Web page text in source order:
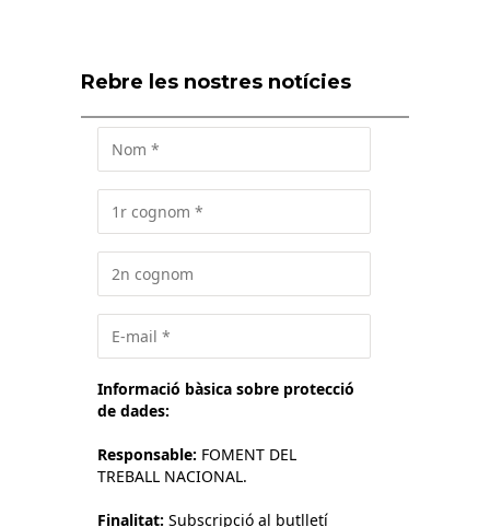
Rebre les nostres notícies
Informació bàsica sobre protecció
de dades:
Responsable: FOMENT DEL
TREBALL NACIONAL.
Finalitat: Subscripció al butlletí